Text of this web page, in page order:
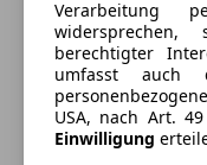
Kraftstoffverbrauch
CO₂-Emissionen
Ausstattung
Verarbeitung
berechtigter
umfasst auch
USA, nach Art.
Einwilligung